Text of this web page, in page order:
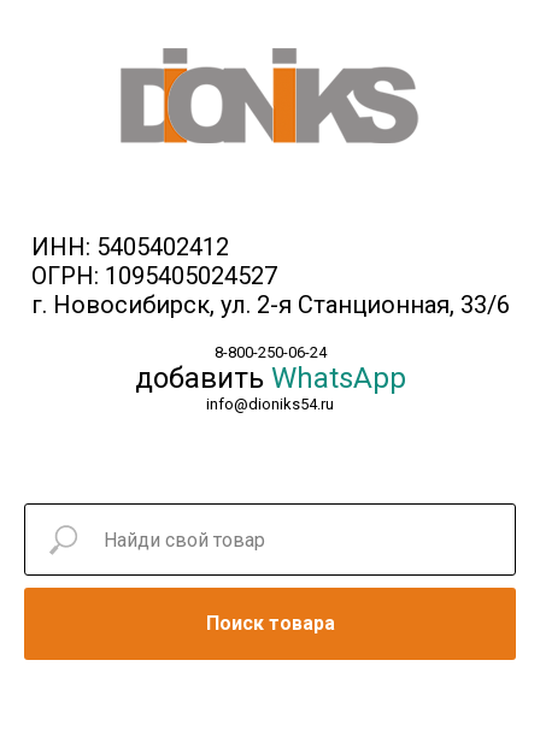
ИНН: 5405402412
ОГРН: 1095405024527
г. Новосибирск, ул. 2-я Станционная, 33/6
8-800-250-06-24
добавить WhatsApp
info@dioniks54.ru
Поиск товара